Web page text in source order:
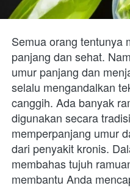
Semua orang tentunya
panjang dan sehat.
umur panjang dan
selalu mengandalkan
canggih. Ada banyak
digunakan secara
memperpanjang umur
dari penyakit kronis.
membahas tujuh
membantu Anda